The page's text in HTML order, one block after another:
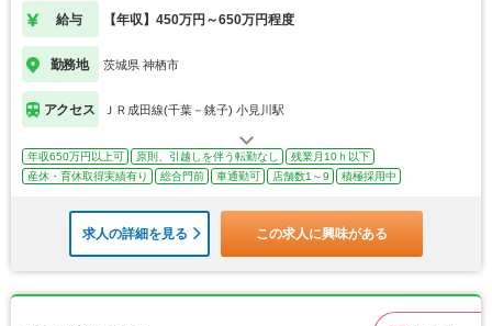
給与 【年収】450万円～650万円程度
勤務地 茨城県 神栖市
アクセス ＪＲ成田線(千葉－銚子) 小見川駅
年収650万円以上可 原則、引越しを伴う転勤なし
残業月10ｈ以下
産休・育休取得実績有り
総合門前 車通勤可 店舗数1～9 積極採用中
求人の詳細を見る この求人に興味がある